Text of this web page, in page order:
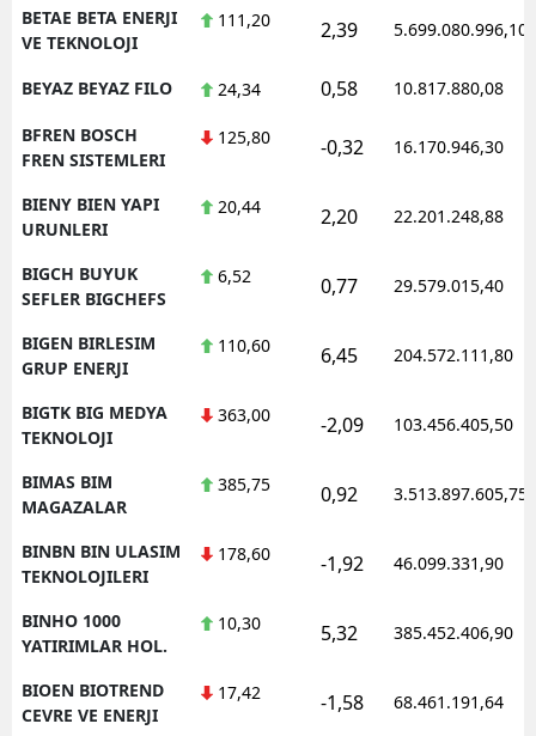
BETAE BETA ENERJI
VE TEKNOLOJI
111,20 2,39 5.699.080.996,10
BEYAZ BEYAZ FILO 24,34 0,58 10.817.880,08
BFREN BOSCH
FREN SISTEMLERI
125,80 -0,32 16.170.946,30
BIENY BIEN YAPI
URUNLERI
20,44 2,20 22.201.248,88
BIGCH BUYUK
SEFLER BIGCHEFS
6,52 0,77 29.579.015,40
BIGEN BIRLESIM
GRUP ENERJI
110,60 6,45 204.572.111,80
BIGTK BIG MEDYA
TEKNOLOJI
363,00 -2,09 103.456.405,50
BIMAS BIM
MAGAZALAR
385,75 0,92 3.513.897.605,75
BINBN BIN ULASIM
TEKNOLOJILERI
178,60 -1,92 46.099.331,90
BINHO 1000
YATIRIMLAR HOL.
10,30 5,32 385.452.406,90
BIOEN BIOTREND
CEVRE VE ENERJI
17,42 -1,58 68.461.191,64